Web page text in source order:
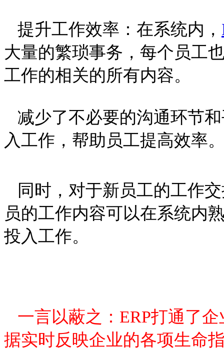
提升工作效率：在系统内，
大量的繁琐事务，每个员工
工作的相关的所有内容。
减少了不必要的沟通环节
入工作，帮助员工提高效率
同时，对于新员工的工作
员的工作内容可以在系统内
投入工作。
一言以蔽之：ERP打通了
据实时反映企业的各项生命